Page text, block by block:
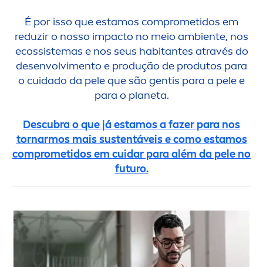
É por isso que estamos comprometidos em
reduzir o nosso impacto no meio ambiente, nos
ecossistemas e nos seus habitantes através do
desenvolvimento e produção de produtos para
o cuidado da pele que são gentis para a pele e
para o planeta.
Descubra o que já estamos a fazer para nos
tornarmos mais sustentáveis e como estamos
comprometidos em cuidar para além da pele no
futuro.